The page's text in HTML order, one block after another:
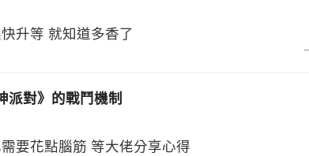
升等 就知道多香了
派對》的戰鬥機制
要花點腦筋 等大佬分享心得